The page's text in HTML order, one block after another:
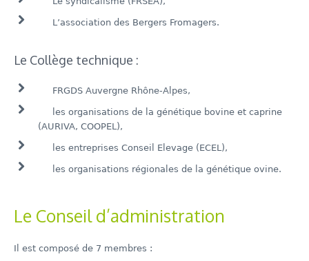
L’association des Bergers Fromagers.
Le Collège technique :
FRGDS Auvergne Rhône-Alpes,
les organisations de la génétique bovine et caprine
(AURIVA, COOPEL),
les entreprises Conseil Elevage (ECEL),
les organisations régionales de la génétique ovine.
Le Conseil d’administration
Il est composé de 7 membres :